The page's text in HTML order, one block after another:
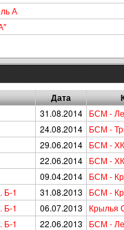
А
Дата
31.08.2014
БСМ -
24.08.2014
БСМ -
29.06.2014
БСМ -
22.06.2014
БСМ -
09.04.2014
БСМ -
Б-1
31.08.2013
БСМ -
Б-1
06.07.2013
Крылья
Б-1
22.06.2013
БСМ -